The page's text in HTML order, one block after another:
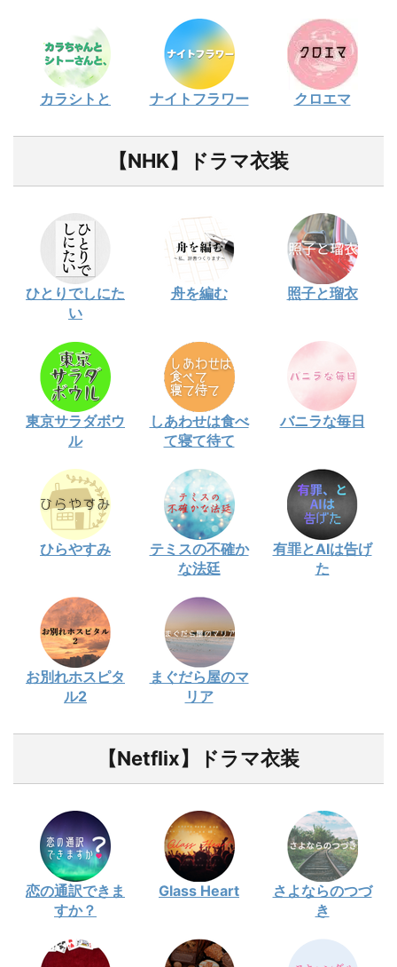
カラシトと ナイトフラワー クロエマ
【NHK】ドラマ衣装
ひとりでしにた
い
舟を編む 照子と瑠衣
東京サラダボウ
ル
しあわせは食べ
て寝て待て
バニラな毎日
ひらやすみ
テミスの不確か
な法廷
有罪とAIは告げ
た
お別れホスピタ
ル2
まぐだら屋のマ
リア
【Netflix】ドラマ衣装
恋の通訳できま
すか？
Glass Heart
さよならのつづ
き